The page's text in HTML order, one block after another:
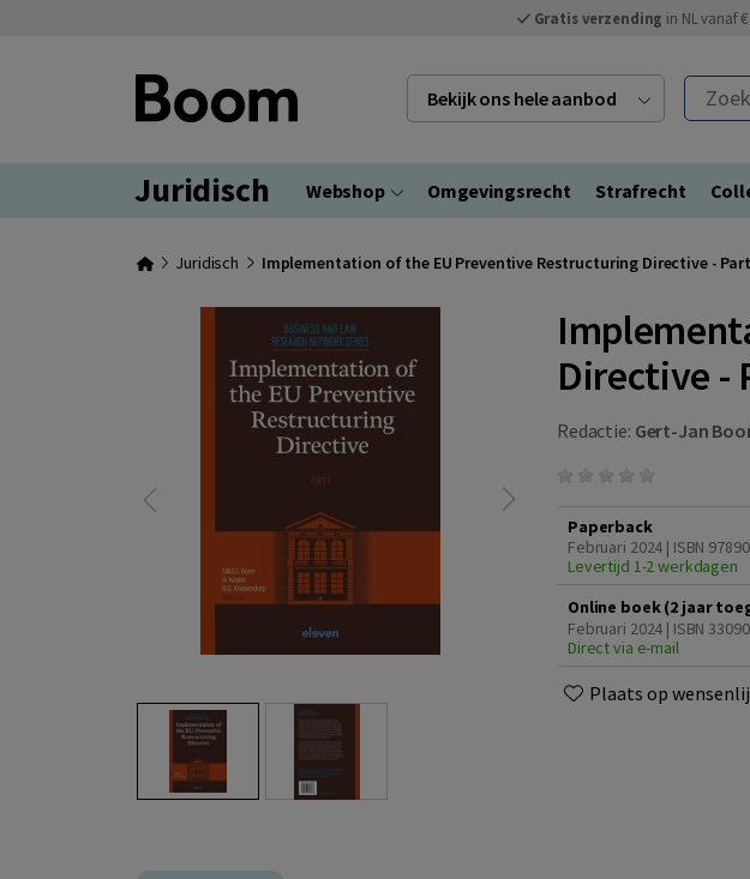
Gratis verzending in NL vanaf €
Bekijk ons hele aanbod Zoek
Juridisch Webshop Omgevingsrecht Strafrecht
Juridisch Implementation of the EU Preventive Restructuring Directive -
Directive -
Redactie: Gert-Jan
Paperback
Februari 2024 | ISBN
Levertijd 1-2 werkdagen
Online boek (2 jaar
Februari 2024 | ISBN
Direct via e-mail
Plaats op